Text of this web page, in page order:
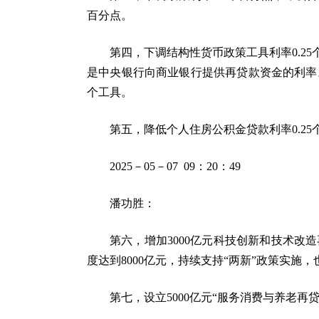
百分点。
第四，下调结构性货币政策工具利率
是中央银行向商业银行提供再贷款资金的利
个工具。
第五，降低个人住房公积金贷款利率0.25
2025－05－07 09：20：49
潘功胜：
第六，增加3000亿元科技创新和技术改
度达到8000亿元，持续支持“两新”政策实施
第七，设立5000亿元“服务消费与养老再